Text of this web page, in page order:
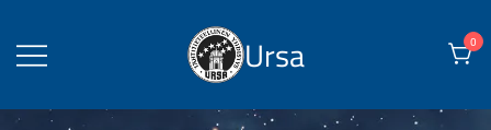
content
Ursa 0